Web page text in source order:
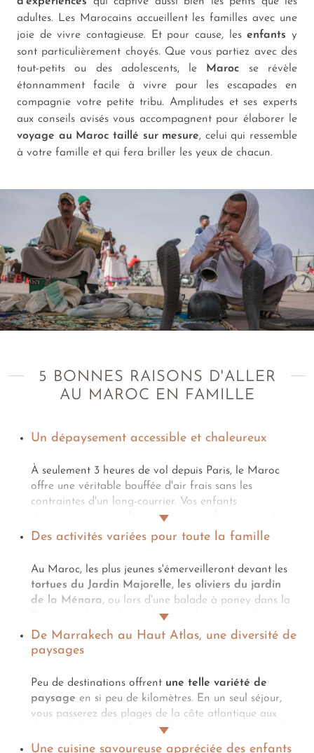
adultes. Les Marocains accueillent les familles avec une
joie de vivre contagieuse. Et pour cause, lesenfants y
sont particulièrement choyés. Que vous partiez avec des
tout-petits ou des adolescents, le
Maroc se révèle
étonnamment facile à vivre pour les escapades en
compagnie votre petite tribu. Amplitudes et ses experts
aux conseils avisés vous accompagnent pour élaborer le
voyage au Maroc taillé sur mesure, celui qui ressemble
à votre famille et qui fera briller les yeux de chacun.
5 BONNES RAISONS D'ALLER
AU MAROC EN FAMILLE
Un dépaysement accessible et chaleureux
À seulement 3 heures de vol depuis Paris, le Maroc
offre une véritable bouffée d'air frais sans les
contraintes d'un long-courrier. Vos enfants
culture marocaine
souks colorés, les médinas labyrinthiques, les traditions
ou encore Rabat. Ici, les familles sont accueillies avec
une bienveillance naturelle. Les Marocains adorent
les enfants et leur réservent souvent
des attentions
différence quand on voyage avec ses petits. Vous
vivrez une vraie immersion culturelle, accessible et
famille trouvera sa place.
Des activités variées pour toute la famille
Au Maroc, les plus jeunes s'émerveilleront devant les
tortues du Jardin Majorelle, les oliviers du jardin
de la Ménara, ou lors d'une balade à poney dans la
Palmeraie. Les enfants plus grands pourront s'initier à
la poterie, fabriquer leur pain avec un boulanger local
ou tenterune sortie en quad dans le désert
bonheur entre cours de surf à Taghazout pour les
amateurs de sports nautiques, ateliers de zellige et
nuits sous les étoiles dans le désert.
Ateliers de
De Marrakech au Haut Atlas, une diversité de
paysages
Peu de destinations offrent une telle variété de
paysage en si peu de kilomètres. En un seul séjour,
vous passerez des plages de la côte atlantique aux
dunes du désert du Sahara, des sommets enneigés des
montagnes de l'Atlasaux palmeraies luxuriantes, des
Une cuisine savoureuse appréciée des enfants